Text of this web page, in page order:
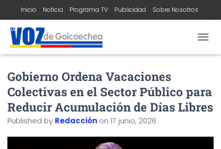
Inicio Noticia Programa TV Publicidad Sobre Nosotros
O
E
A
G
Gobierno Ordena Vacaciones
Colectivas en el Sector Público para
Reducir Acumulación de Días Libres
Published by Redacción on 17 junio, 2026